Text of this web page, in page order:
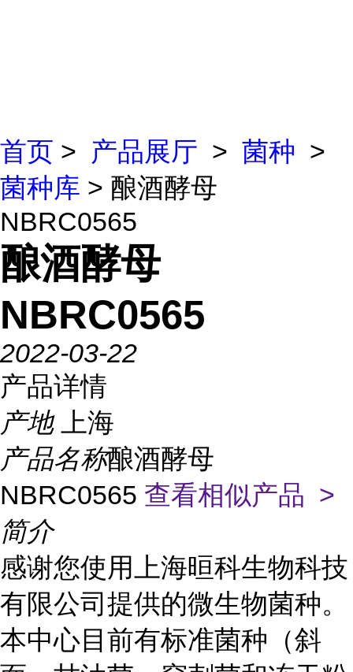
首页 > 产品展厅 > 菌种 >
菌种库 > 酿酒酵母
NBRC0565
酿酒酵母
NBRC0565
2022-03-22
产品详情
产地
上海
产品名称酿酒酵母
NBRC0565 查看相似产品 >
简介
感谢您使用上海晅科生物科技
有限公司提供的微生物菌种。
本中心目前有标准菌种（斜